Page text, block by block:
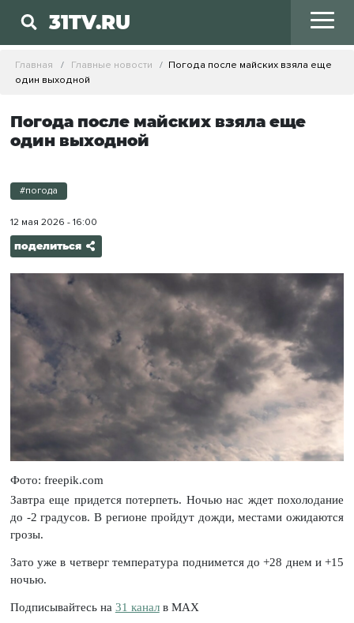
31TV.RU
Главная Главные новости
Погода после майских взяла еще
один выходной
Погода после майских взяла еще
один выходной
#погода
12 мая 2026 - 16:00
поделиться
Фото: freepik.com
Завтра еще придется потерпеть. Ночью нас ждет похолодание
до -2 градусов. В регионе пройдут дожди, местами ожидаются
грозы.
Зато уже в четверг температура поднимется до +28 днем и +15
ночью.
Подписывайтесь на 31 каналв МАХ